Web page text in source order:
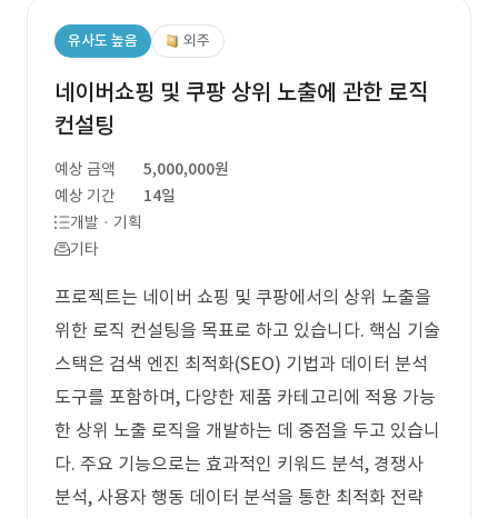
유사도 높음 외주
네이버쇼핑 및 쿠팡 상위 노출에 관한 로직
컨설팅
예상 금액
5,000,000원
예상 기간
14일
개발 · 기획
기타
프로젝트는 네이버 쇼핑 및 쿠팡에서의 상위 노출을
위한 로직 컨설팅을 목표로 하고 있습니다. 핵심 기술
스택은 검색 엔진 최적화(SEO) 기법과 데이터 분석
도구를 포함하며, 다양한 제품 카테고리에 적용 가능
한 상위 노출 로직을 개발하는 데 중점을 두고 있습니
다. 주요 기능으로는 효과적인 키워드 분석, 경쟁사
분석, 사용자 행동 데이터 분석을 통한 최적화 전략